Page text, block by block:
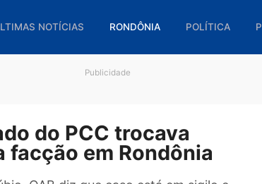
ÚLTIMAS NOTÍCIAS RONDÔNIA
do PCC trocava
facção em